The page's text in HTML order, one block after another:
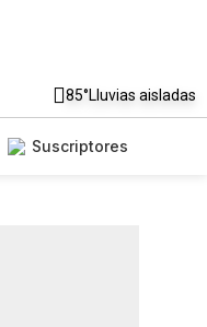
85°Lluvias aisladas
Suscriptores